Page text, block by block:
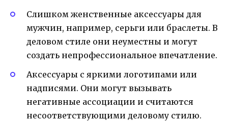
Слишком женственные аксессуары для
мужчин, например, серьги или браслеты. В
деловом стиле они неуместны и могут
создать непрофессиональное впечатление.
Аксессуары с яркими логотипами или
надписями. Они могут вызывать
негативные ассоциации и считаются
несоответствующими деловому стилю.